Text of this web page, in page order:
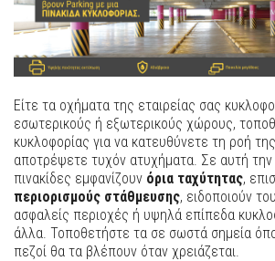
Είτε τα οχήματα της εταιρείας σας
εσωτερικούς ή εξωτερικούς χώρους,
κυκλοφορίας για να κατευθύνετε τη ροή
αποτρέψετε τυχόν ατυχήματα. Σε αυτή την
πινακίδες εμφανίζουν όρια ταχύτητας,
περιορισμούς στάθμευσης, ειδοποιούν
ασφαλείς περιοχές ή υψηλά επίπεδα
άλλα. Τοποθετήστε τα σε σωστά σημεία
πεζοί θα τα βλέπουν όταν χρειάζεται.